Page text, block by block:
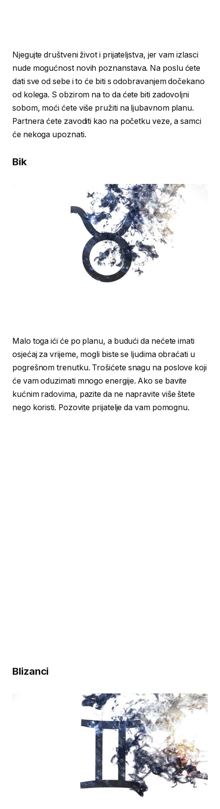
Njegujte društveni život i prijateljstva, jer vam izlasci
nude mogućnost novih poznanstava. Na poslu ćete
dati sve od sebe i to će biti s odobravanjem dočekano
od kolega. S obzirom na to da ćete biti zadovoljni
sobom, moći ćete više pružiti na ljubavnom planu.
Partnera ćete zavoditi kao na početku veze, a samci
će nekoga upoznati.
Bik
Malo toga ići će po planu, a budući da nećete imati
osjećaj za vrijeme, mogli biste se ljudima obraćati u
pogrešnom trenutku. Trošićete snagu na poslove koji
će vam oduzimati mnogo energije. Ako se bavite
kućnim radovima, pazite da ne napravite više štete
nego koristi. Pozovite prijatelje da vam pomognu.
Blizanci